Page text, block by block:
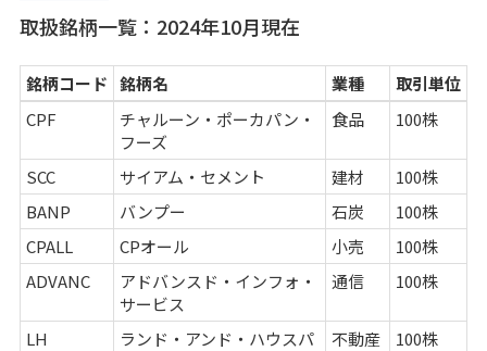
取扱銘柄一覧：2024年10月現在
銘柄コード 銘柄名 業種
取引単位
CPF
チャルーン・ポーカパン・
フーズ
食品 100株
SCC サイアム・セメント 建材
100株
BANP
バンプー 石炭
100株
CPALL
CPオール 小売
100株
ADVANC
アドバンスド・インフォ・
サービス
通信 100株
LH
ランド・アンド・ハウスパ
不動産 100株